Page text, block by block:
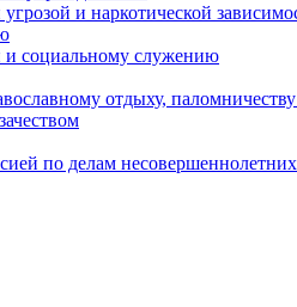
и наркотической
и социальному служению
отдыху,
по делам